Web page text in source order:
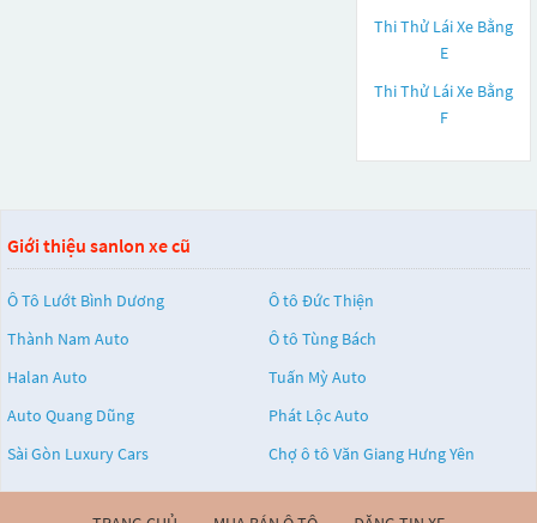
Thi Thử Lái Xe Bằng
E
Thi Thử Lái Xe Bằng
F
Giới thiệu sanlon xe cũ
Ô Tô Lướt Bình Dương
Ô tô Đức Thiện
Thành Nam Auto
Ô tô Tùng Bách
Halan Auto
Tuấn Mỳ Auto
Auto Quang Dũng
Phát Lộc Auto
Sài Gòn Luxury Cars
Chợ ô tô Văn Giang Hưng Yên